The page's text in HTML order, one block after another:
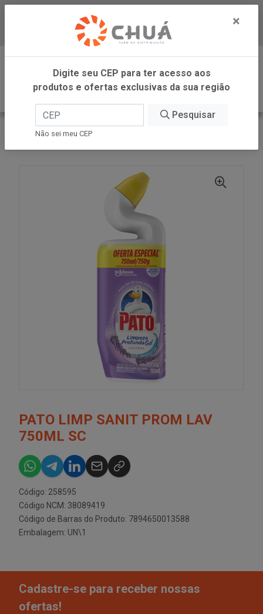
Baixe já nosso APP
0
INÍCIO
SC JOHNSON
PATO LIMP SANIT PROM LAV
750ML SC
Código: 258595
Código NCM: 38089419
Código de Barras do Produto: 7894650013588
Embalagem: UN\1
Cadastre-se para receber nossas
ofertas!
×
Digite seu CEP para ter acesso aos
produtos e ofertas exclusivas da sua região
Pesquisar
Não sei meu CEP